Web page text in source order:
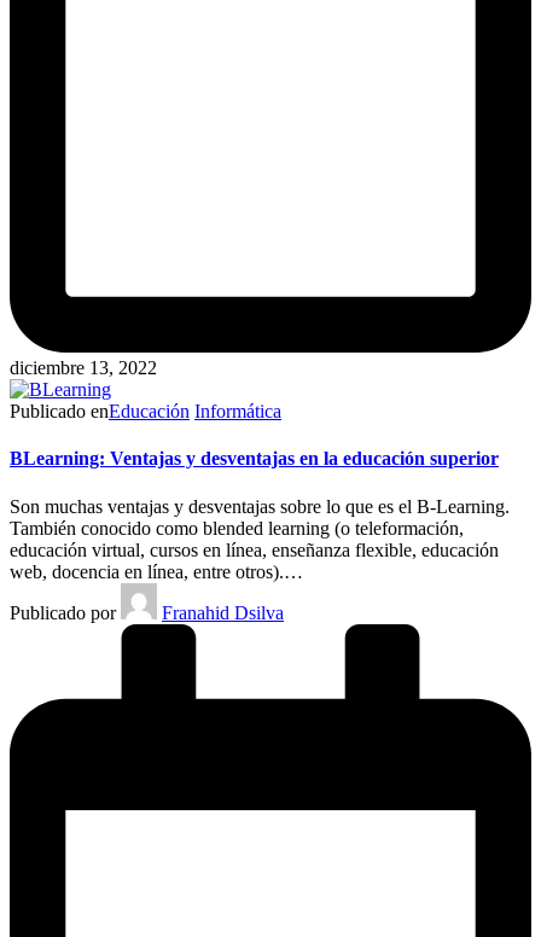
diciembre 13, 2022
Publicado enEducación Informática
BLearning: Ventajas y desventajas en la educación superior
Son muchas ventajas y desventajas sobre lo que es el B-Learning.
También conocido como blended learning (o teleformación,
educación virtual, cursos en línea, enseñanza flexible, educación
web, docencia en línea, entre otros).…
Publicado por
Franahid Dsilva